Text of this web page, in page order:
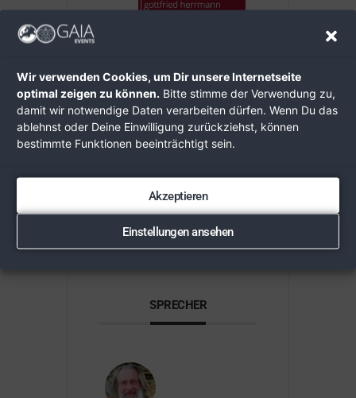
Wir verwenden Cookies, um Dir unsere Internetseite
optimal zeigen zu können. Bitte stimme der Verwendung zu,
damit wir notwendige Daten verarbeiten dürfen. Wenn Du das
ablehnst oder Deine Einwilligung zurückziehst, können
bestimmte Funktionen beeinträchtigt sein.
Akzeptieren
Einstellungen ansehen
gottfried herrmann
anmeldung@bewusst-
mensch.at
Schlagworte: RECHT , SITTE
SPRECHER